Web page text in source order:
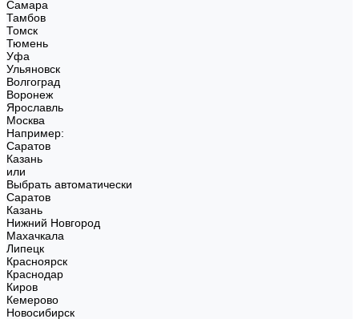
Самара
Тамбов
Томск
Тюмень
Уфа
Ульяновск
Волгоград
Воронеж
Ярославль
Москва
Например:
Саратов
Казань
или
Выбрать автоматически
Саратов
Казань
Нижний Новгород
Махачкала
Липецк
Красноярск
Краснодар
Киров
Кемерово
Новосибирск